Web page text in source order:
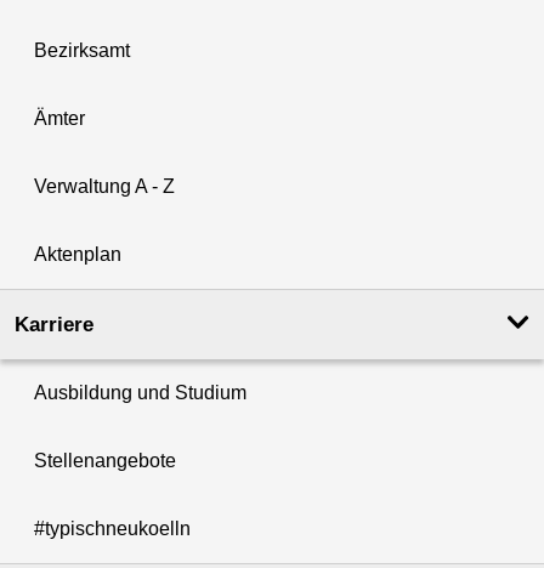
Bezirksamt
Ämter
Verwaltung A - Z
Aktenplan
Karriere
Ausbildung und Studium
Stellenangebote
#typischneukoelln